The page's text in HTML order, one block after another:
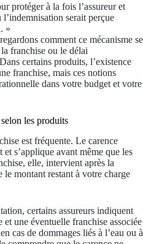
protéger à la fois l’assureur et
l’indemnisation serait perçue
»
comment ce mécanisme se
franchise ou le délai
certains produits, l’existence
franchise, mais ces notions
dans votre budget et votre
les produits
est fréquente. Le carence
s’applique avant même que les
elle, intervient après la
le montant restant à votre charge
certains assureurs indiquent
une éventuelle franchise associée
cas de dommages liés à l’eau ou à